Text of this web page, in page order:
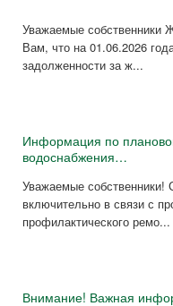
Уважаемые
Вам, что на 01.06.2026
задолженности за ж...
Информация по
водоснабжения…
Уважаемые собственники!
включительно в связи с
профилактического ремо...
Внимание! Важная